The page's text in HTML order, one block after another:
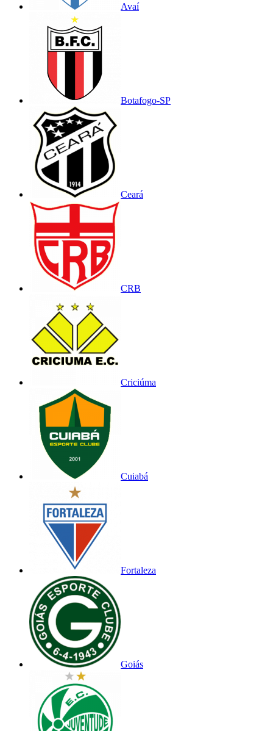
Avaí
Botafogo-SP
Ceará
CRB
Criciúma
Cuiabá
Fortaleza
Goiás